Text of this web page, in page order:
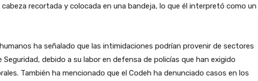
cabeza recortada y colocada en una bandeja, lo que él interpretó como un
ha señalado que las intimidaciones podrían provenir de sectores
debido a su labor en defensa de policías que han exigido
También ha mencionado que el Codeh ha denunciado casos en los